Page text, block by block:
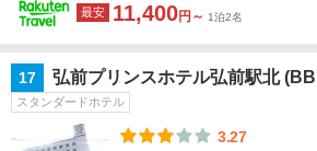
最安 11,400円～ 1泊2名
17 弘前プリンスホテル弘前駅北
スタンダードホテル
3.27